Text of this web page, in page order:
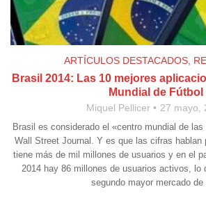
ARTÍCULOS DESTACADOS
Brasil 2014: Las 10 mejores
Mundial de Fútbol
Miquel Pellicer 27 mayo,
Brasil es considerado el «centro mundial de
Wall Street Journal. Y es que las cifras
tiene más de mil millones de usuarios y en el
2014 hay 86 millones de usuarios activos, lo
segundo mayor mercado